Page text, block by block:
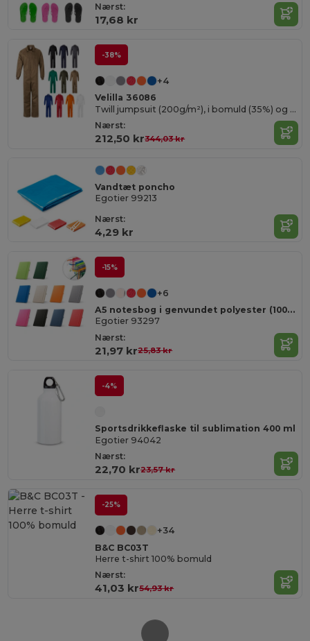
Nærst:
17,68 kr
-38%
+4
Velilla 36086
Twill jumpsuit (200g/m²), i bomuld (35%) og polyester (65%)
Nærst:
212,50 kr344,03 kr
Vandtæt poncho
Egotier 99213
Nærst:
4,29 kr
-15%
+6
A5 notesbog i genvundet polyester (100% rPET) linjeret sider
Egotier 93297
Nærst:
21,97 kr25,83 kr
-4%
Sportsdrikkeflaske til sublimation 400 ml
Egotier 94042
Nærst:
22,70 kr23,57 kr
-25%
+34
B&C BC03T
Herre t-shirt 100% bomuld
Nærst:
41,03 kr54,93 kr